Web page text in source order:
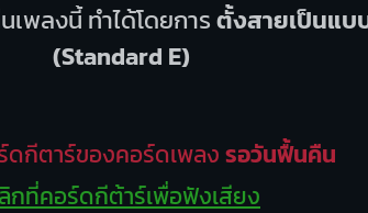
เพลงนี้ ทำได้โดยการตั้งสายเป็นแบ
(Standard E)
ดกีตาร์ของคอร์ดเพลงรอวันฟื้นคืน
กที่คอร์ดกีต้าร์เพื่อฟังเสียง